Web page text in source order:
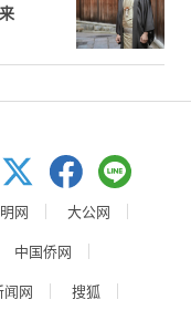
网
大公网
中国侨网
闻网
搜狐